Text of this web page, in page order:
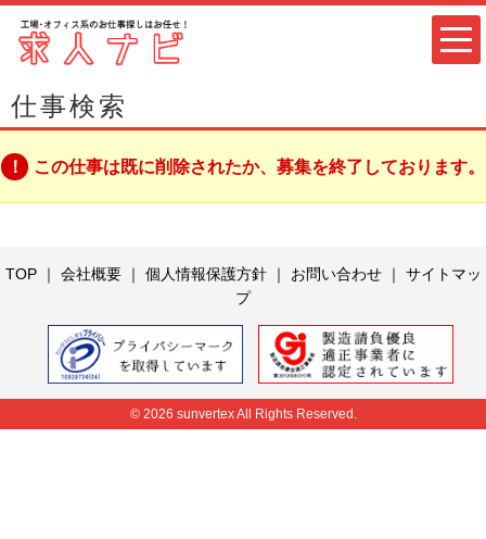
仕事検索
この仕事は既に削除されたか、募集を終了しております。
TOP｜ 会社概要｜ 個人情報保護方針｜ お問い合わせ｜ サイトマッ
プ
© 2026 sunvertex All Rights Reserved.